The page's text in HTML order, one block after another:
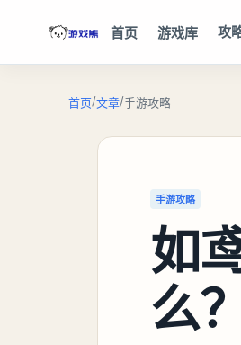
首页 游戏库 攻
首页/文章/手游攻略
手游攻略
如
么？